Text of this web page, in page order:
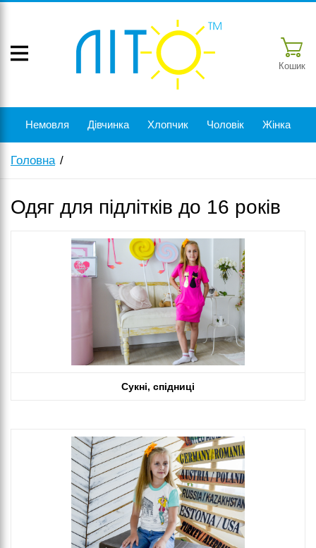
Кошик
Немовля Дівчинка Хлопчик Чоловік Жінка
Головна
Одяг для підлітків до 16 років
Сукні, спідниці